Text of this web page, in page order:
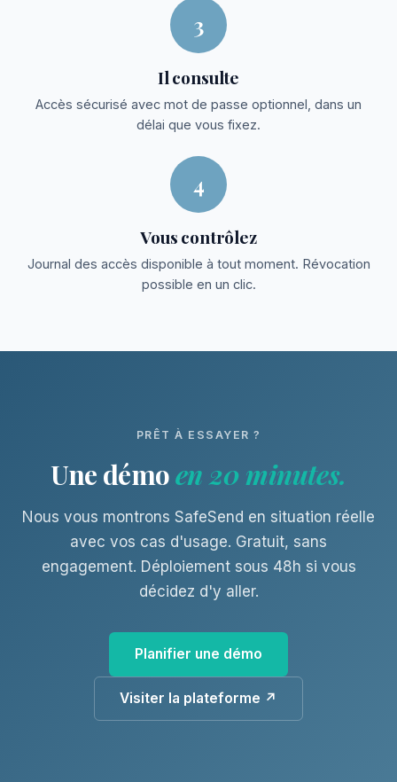
3
Il consulte
Accès sécurisé avec mot de passe optionnel, dans un
délai que vous fixez.
4
Vous contrôlez
Journal des accès disponible à tout moment. Révocation
possible en un clic.
PRÊT À ESSAYER ?
Une démoen 20 minutes.
Nous vous montrons SafeSend en situation réelle
avec vos cas d'usage. Gratuit, sans
engagement. Déploiement sous 48h si vous
décidez d'y aller.
Planifier une démo
Visiter la plateforme ↗